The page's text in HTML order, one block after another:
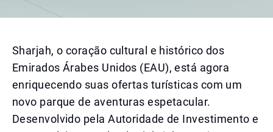
Sharjah, o coração cultural e histórico dos
Emirados Árabes Unidos (EAU), está agora
enriquecendo suas ofertas turísticas com um
novo parque de aventuras espetacular.
Desenvolvido pela Autoridade de Investimento e